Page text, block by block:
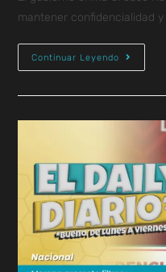
mantener confidencialidad
Continuar Leyendo